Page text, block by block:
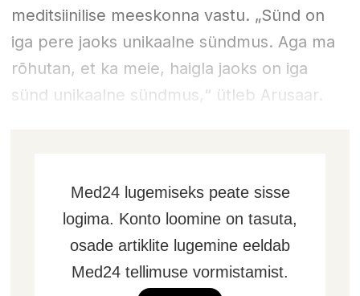
meditsiinilise meeskonna vastu. „Sünd on
iga pere jaoks unikaalne sündmus. Aga ma
rõhutan, et ka meie, haigla jaoks on iga
sünd unikaalne sündmus,“ ütleb Arusaar.
Med24 lugemiseks peate sisse
logima. Konto loomine on tasuta,
osade artiklite lugemine eeldab
Med24 tellimuse vormistamist.